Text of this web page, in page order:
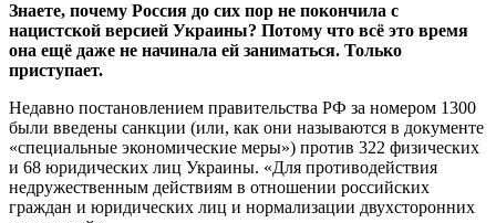
Знаете, почему Россия до сих пор не покончила с
нацистской версией Украины? Потому что всё это время
она ещё даже не начинала ей заниматься. Только
приступает.
Недавно постановлением правительства РФ за номером 1300
были введены санкции (или, как они называются в документе
«специальные экономические меры») против 322 физических
и 68 юридических лиц Украины. «Для противодействия
недружественным действиям в отношении российских
граждан и юридических лиц и нормализации двухсторонних